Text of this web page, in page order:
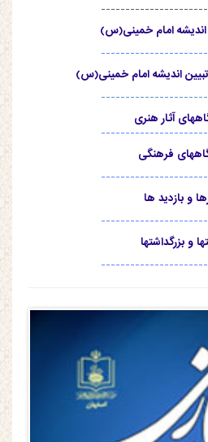
امام خمینی(س)
اندیشه امام خمینی(س)
آثار هنری
فرهنگی
و بازدید ها
و بزرگداشتها